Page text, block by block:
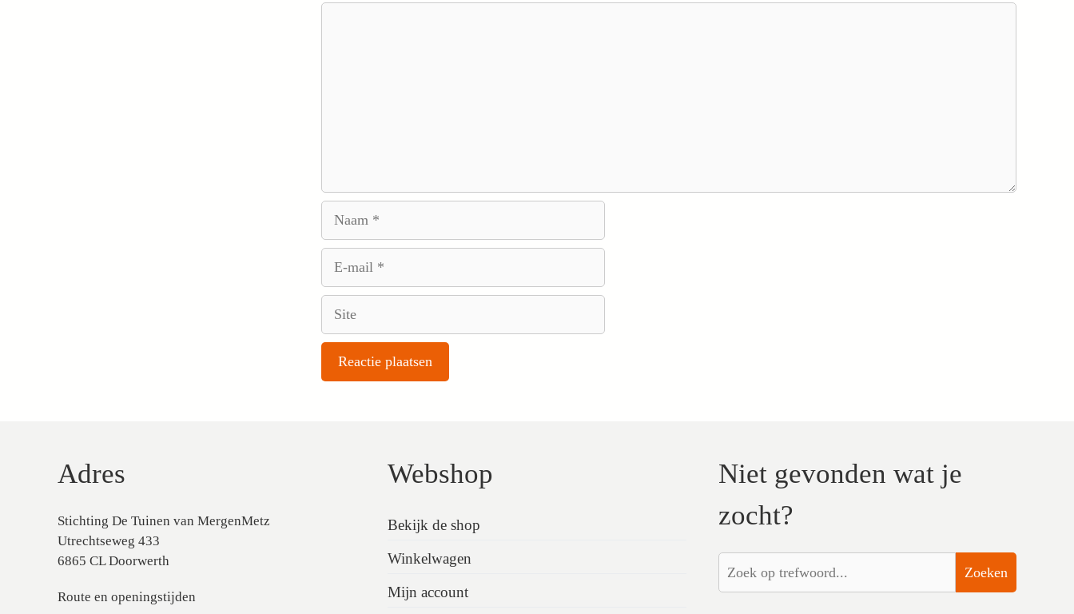
Adres
Stichting De Tuinen van MergenMetz
Utrechtseweg 433
6865 CL Doorwerth
Route en openingstijden
Webshop
Bekijk de shop
Winkelwagen
Mijn account
Niet gevonden wat je
zocht?
Zoeken